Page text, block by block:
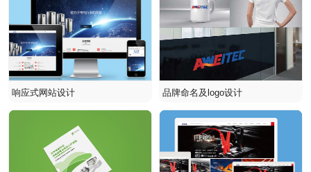
响应式网站设计 品牌命名及logo设计